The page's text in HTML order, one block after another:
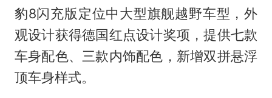
豹8闪充版定位中大型旗舰越野车型，外
观设计获得德国红点设计奖项，提供七款
车身配色、三款内饰配色，新增双拼悬浮
顶车身样式。